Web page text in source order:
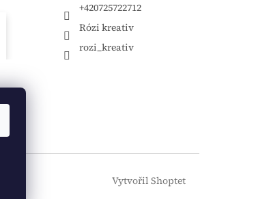
+420725722712
Rózi kreativ
rozi_kreativ
Vytvořil Shoptet